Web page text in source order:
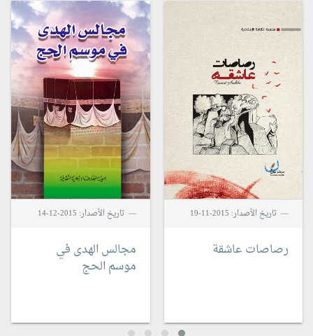
تاريخ الأصدار: 2015-11-19
رصاصات عاشقة
تاريخ الأصدار: 2015-12-14
مجالس الهدى في
موسم الحج